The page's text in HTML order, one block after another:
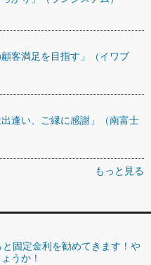
客満足を目指す」（イワブ
逢い、ご縁に感謝」（南富士
もっと見る
固定金利を勧めてきます！や
うか！